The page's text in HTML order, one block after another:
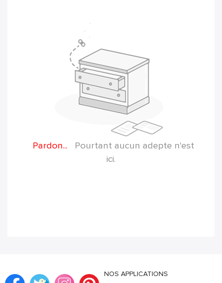
Pardon...
Pourtant aucun adepte n'est
ici.
NOS APPLICATIONS